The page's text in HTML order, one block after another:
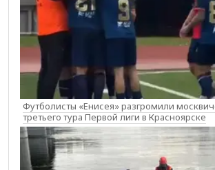
Футболисты «Енисея» разгромили
третьего тура Первой лиги в Красноярске